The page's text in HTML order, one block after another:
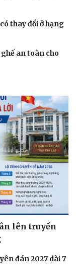
thay đổi ở hạng
an toàn cho
lên truyền
đán 2027 dài 7